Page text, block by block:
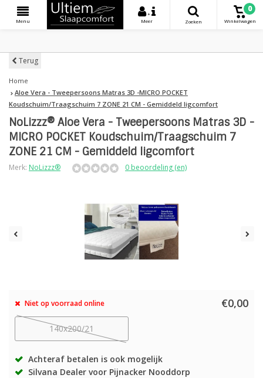
Menu
+
Meer
Zoeken
0
Winkelwagen
Terug
Home
Aloe Vera - Tweepersoons Matras 3D -MICRO POCKET
Koudschuim/Traagschuim 7 ZONE 21 CM - Gemiddeld ligcomfort
NoLizzz® Aloe Vera - Tweepersoons Matras 3D -
MICRO POCKET Koudschuim/Traagschuim 7
ZONE 21 CM - Gemiddeld ligcomfort
Merk: NoLizzz® 0 beoordeling (en)
Niet op voorraad online €0,00
140x200/21
Achteraf betalen is ook mogelijk
Silvana Dealer voor Pijnacker Nooddorp